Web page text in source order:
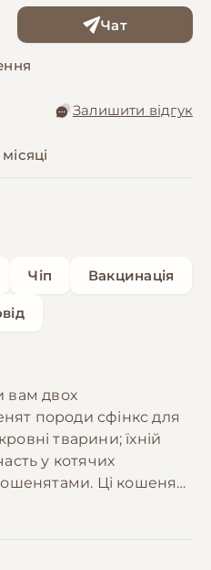
Чат
Залишити відгук
Чіп Вакцинація
вам двох
породи сфінкс для
тварини; їхній
у котячих
Ці кошенята
забарвленням